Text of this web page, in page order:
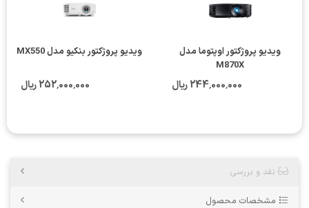
ویدیو پروژکتور اوپتوما مدل
M870X
244٬000٬000 ریال
ویدیو پروژکتور بنکیو مدل MX550
252٬000٬000 ریال
نقد و بررسی
مشخصات محصول